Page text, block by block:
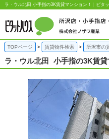
ラ・ウル北田 小手指の3K賃貸マンション！｜ピ
TOPページ 賃貸物件検索 所沢市の
ラ・ウル北田 小手指の3K賃